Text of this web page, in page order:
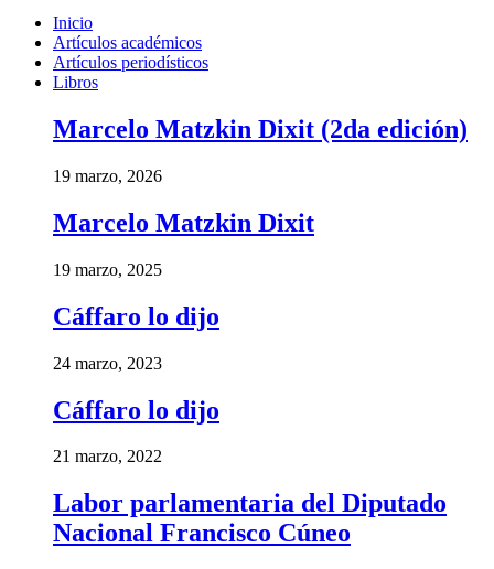
Inicio
Artículos académicos
Artículos periodísticos
Libros
Marcelo Matzkin Dixit (2da edición)
19 marzo, 2026
Marcelo Matzkin Dixit
19 marzo, 2025
Cáffaro lo dijo
24 marzo, 2023
Cáffaro lo dijo
21 marzo, 2022
Labor parlamentaria del Diputado
Nacional Francisco Cúneo